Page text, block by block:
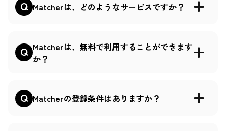
Matcherは、どのようなサービスですか？
Matcherは、無料で利用することができます
か？
Matcherの登録条件はありますか？